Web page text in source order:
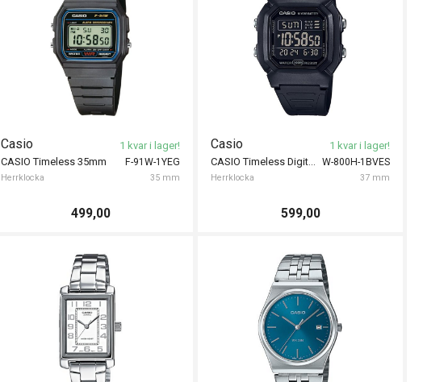
F-91W-1YEG
Casio
Herrklocka 35 mm
CASIO Timeless 35mm
1 kvar i lager!
499,00
W-800H-1BVES
Casio
Herrklocka 37 mm
CASIO Timeless Digital 37mm
1 kvar i lager!
599,00